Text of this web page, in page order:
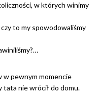
w których winimy
to my spowodowaliśmy
w pewnym momencie
tata nie wrócił do domu.